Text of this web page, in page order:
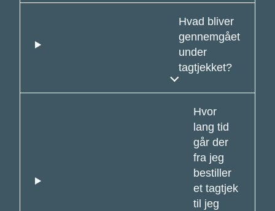
Hvad bliver
gennemgået
under
tagtjekket?
Hvor
lang tid
går der
fra jeg
bestiller
et tagtjek
til jeg